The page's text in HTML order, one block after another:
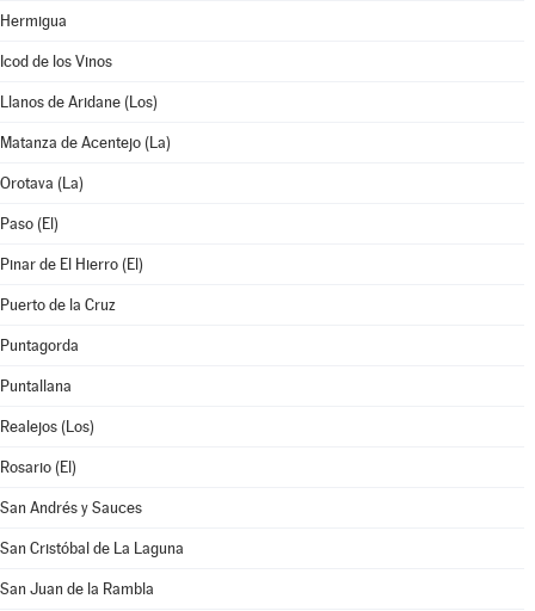
Hermigua
Icod de los Vinos
Llanos de Aridane (Los)
Matanza de Acentejo (La)
Orotava (La)
Paso (El)
Pinar de El Hierro (El)
Puerto de la Cruz
Puntagorda
Puntallana
Realejos (Los)
Rosario (El)
San Andrés y Sauces
San Cristóbal de La Laguna
San Juan de la Rambla